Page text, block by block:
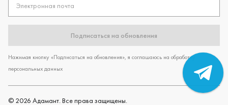
Электронная почта
Подписаться на обновления
Нажимая кнопку «Подписаться на обновления», я соглашаюсь на обработку
персональных данных
© 2026 Адамант. Все права защищены.